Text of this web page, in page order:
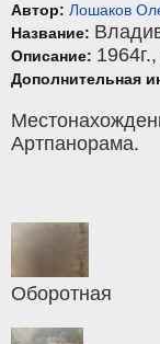
Автор: Лошаков
Название:
Описание: 1964г.,
Дополнительная
Артпанорама.
Оборотная